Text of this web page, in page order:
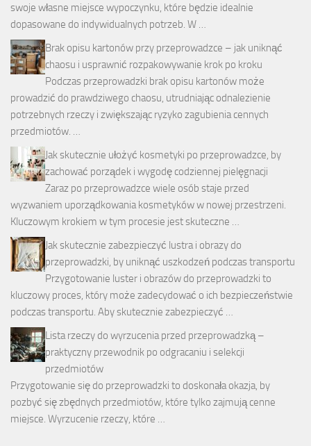
swoje własne miejsce wypoczynku, które będzie idealnie
dopasowane do indywidualnych potrzeb. W …
Brak opisu kartonów przy przeprowadzce – jak uniknąć
chaosu i usprawnić rozpakowywanie krok po kroku
Podczas przeprowadzki brak opisu kartonów może
prowadzić do prawdziwego chaosu, utrudniając odnalezienie
potrzebnych rzeczy i zwiększając ryzyko zagubienia cennych
przedmiotów. …
Jak skutecznie ułożyć kosmetyki po przeprowadzce, by
zachować porządek i wygodę codziennej pielęgnacji
Zaraz po przeprowadzce wiele osób staje przed
wyzwaniem uporządkowania kosmetyków w nowej przestrzeni.
Kluczowym krokiem w tym procesie jest skuteczne …
Jak skutecznie zabezpieczyć lustra i obrazy do
przeprowadzki, by uniknąć uszkodzeń podczas transportu
Przygotowanie luster i obrazów do przeprowadzki to
kluczowy proces, który może zadecydować o ich bezpieczeństwie
podczas transportu. Aby skutecznie zabezpieczyć …
Lista rzeczy do wyrzucenia przed przeprowadzką –
praktyczny przewodnik po odgracaniu i selekcji
przedmiotów
Przygotowanie się do przeprowadzki to doskonała okazja, by
pozbyć się zbędnych przedmiotów, które tylko zajmują cenne
miejsce. Wyrzucenie rzeczy, które …